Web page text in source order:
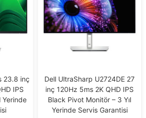
23.8 inç
IPS
Yerinde
Dell UltraSharp U2724DE 27
inç 120Hz 5ms 2K QHD IPS
Black Pivot Monitör – 3 Yıl
Yerinde Servis Garantisi